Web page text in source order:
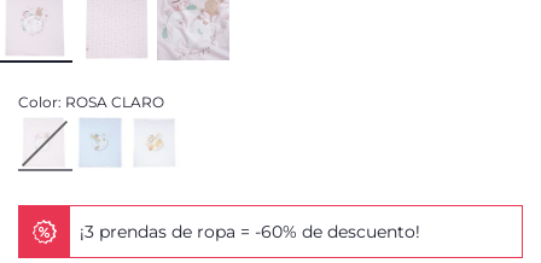
Color: ROSA CLARO
¡3 prendas de ropa = -60% de descuento!